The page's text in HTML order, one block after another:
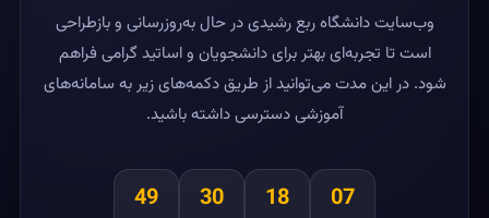
وب‌سایت دانشگاه ربع رشیدی در حال به‌روزرسانی و بازطراحی
است تا تجربه‌ای بهتر برای دانشجویان و اساتید گرامی فراهم
شود. در این مدت می‌توانید از طریق دکمه‌های زیر به سامانه‌های
آموزشی دسترسی داشته باشید.
07
18
30
49